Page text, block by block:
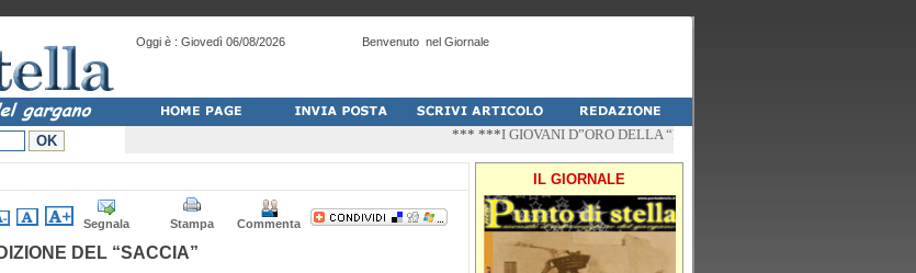
Oggi è : Giovedì 06/08/2026 Benvenuto nel Giornale
*** ***I GIOVANI D”ORO DELLA “PALESTRA-DO” DI PESCHICI
Segnala Stampa Commenta
DEL “SACCIA”
IL GIORNALE